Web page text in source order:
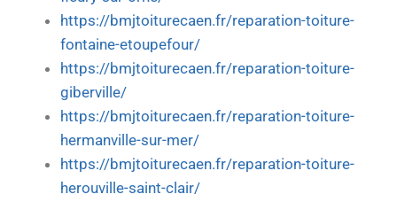
https://bmjtoiturecaen.fr/reparation-toiture-
fontaine-etoupefour/
https://bmjtoiturecaen.fr/reparation-toiture-
giberville/
https://bmjtoiturecaen.fr/reparation-toiture-
hermanville-sur-mer/
https://bmjtoiturecaen.fr/reparation-toiture-
herouville-saint-clair/